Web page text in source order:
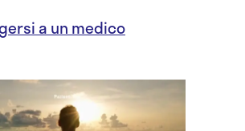
a un medico